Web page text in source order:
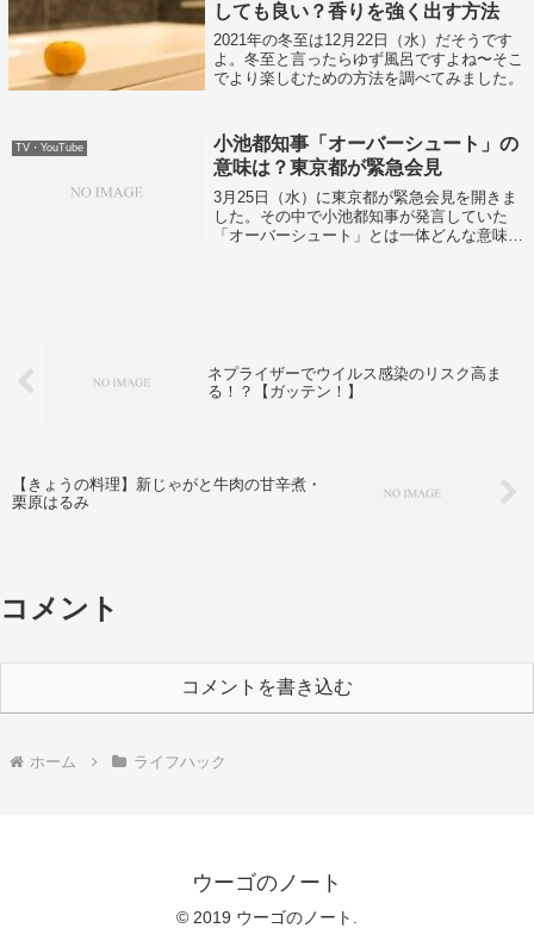
しても良い？香りを強く出す方法
2021年の冬至は12月22日（水）だそうです
よ。冬至と言ったらゆず風呂ですよね〜そこ
でより楽しむための方法を調べてみました。
TV・YouTube
小池都知事「オーバーシュート」の
意味は？東京都が緊急会見
3月25日（水）に東京都が緊急会見を開きま
した。その中で小池都知事が発言していた
「オーバーシュート」とは一体どんな意味な
ネプライザーでウイルス感染のリスク高ま
る！？【ガッテン！】
【きょうの料理】新じゃがと牛肉の甘辛煮・
栗原はるみ
コメント
コメントを書き込む
ホーム ライフハック
ウーゴのノート
© 2019 ウーゴのノート.